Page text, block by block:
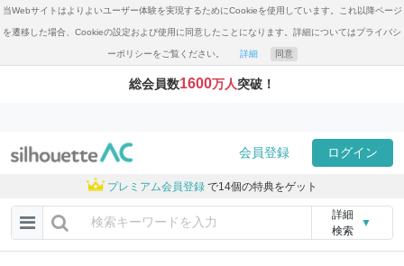
当Webサイトはよりよいユーザー体験を実現するためにCookieを使用しています。これ以降ページ
を遷移した場合、Cookieの設定および使用に同意したことになります。詳細についてはプライバシ
ーポリシーをご覧ください。 詳細 同意
総会員数1600万人突破！
会員登録 ログイン
プレミアム会員登録 で14個の特典をゲット
詳細
検索
▼